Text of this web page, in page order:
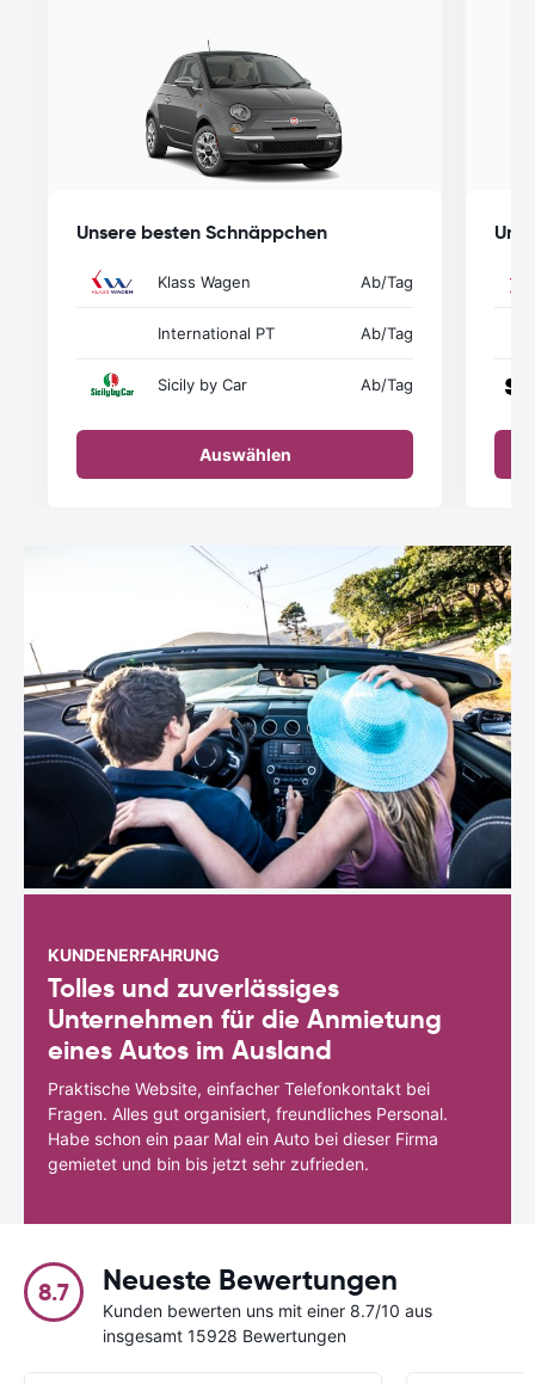
Unsere besten Schnäppchen
Klass Wagen Ab/Tag
International PT Ab/Tag
Sicily by Car Ab/Tag
Auswählen
KUNDENERFAHRUNG
Tolles und zuverlässiges
Unternehmen für die Anmietung
eines Autos im Ausland
Praktische Website, einfacher Telefonkontakt bei
Fragen. Alles gut organisiert, freundliches Personal.
Habe schon ein paar Mal ein Auto bei dieser Firma
gemietet und bin bis jetzt sehr zufrieden.
8.7 Neueste Bewertungen
Kunden bewerten uns mit einer 8.7/10 aus
insgesamt 15928 Bewertungen